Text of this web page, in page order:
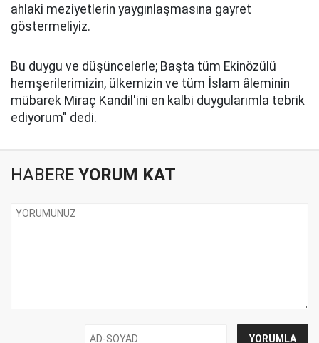
ahlaki meziyetlerin yaygınlaşmasına gayret
göstermeliyiz.
Bu duygu ve düşüncelerle; Başta tüm Ekinözülü
hemşerilerimizin, ülkemizin ve tüm İslam âleminin
mübarek Miraç Kandil'ini en kalbi duygularımla tebrik
ediyorum" dedi.
HABERE YORUM KAT